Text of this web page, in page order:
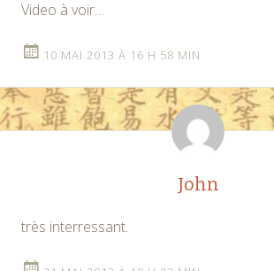
Video à voir…
10 MAI 2013 À 16 H 58 MIN
John
très interressant.